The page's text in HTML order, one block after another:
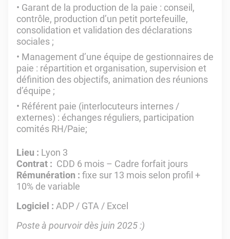
Garant de la production de la paie : conseil,
contrôle, production d’un petit portefeuille,
consolidation et validation des déclarations
sociales ;
Management d’une équipe de gestionnaires de
paie : répartition et organisation, supervision et
définition des objectifs, animation des réunions
d’équipe ;
Référent paie (interlocuteurs internes /
externes) : échanges réguliers, participation
comités RH/Paie;
Lieu : Lyon 3
Contrat : CDD 6 mois – Cadre forfait jours
Rémunération : fixe sur 13 mois selon profil +
10% de variable
Logiciel : ADP / GTA / Excel
Poste à pourvoir dès juin 2025 :)